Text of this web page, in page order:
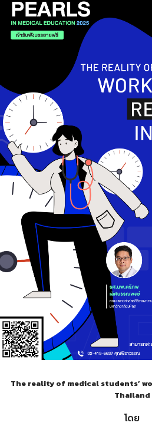
The reality of medical students’
Thailand
โดย